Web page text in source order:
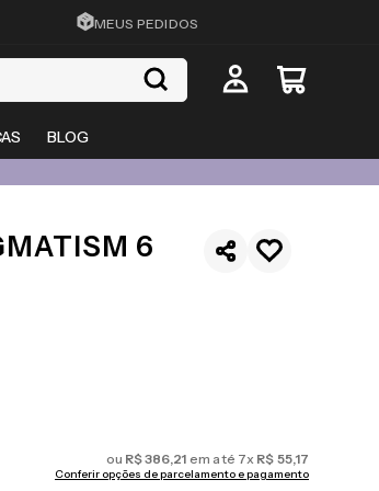
FRETE GRÁTIS EM TODO O SITE
MEUS PEDIDOS
BLOG
DE GRAU, SOL E LENTES COM ATÉ 50% OFF + 20% EXTRA
6
ou R$386,21 em até 7x R$ 55,17
Conferir opções de parcelamento e pagamento